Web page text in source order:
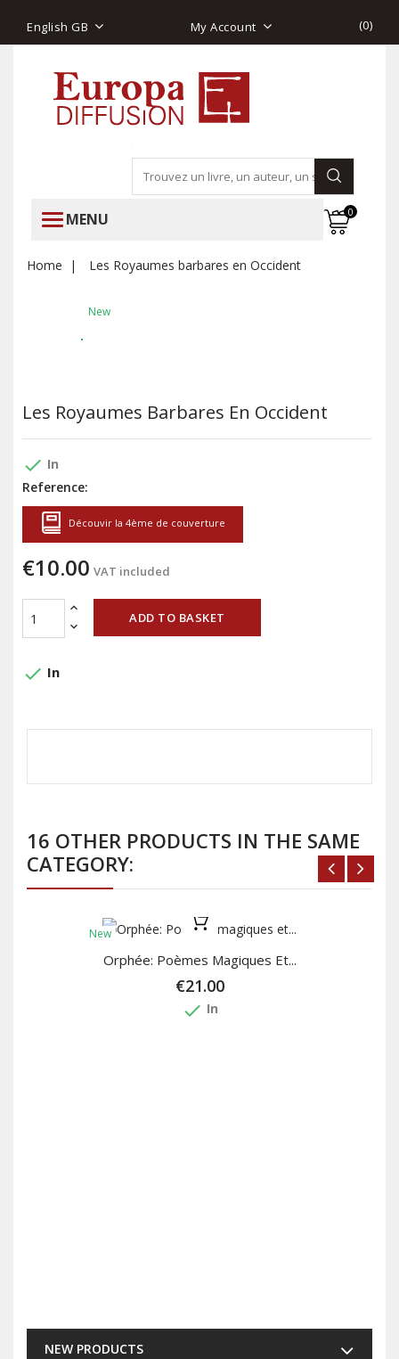
English GB My Account (0)
MENU 0
Home Les Royaumes barbares en Occident
New
Les Royaumes Barbares En Occident
done In
Reference:
Découvir la 4ème de couverture
€10.00 VAT included
ADD TO BASKET
done In
16 OTHER PRODUCTS IN THE SAME
CATEGORY:
New
Orphée: Poèmes Magiques Et...
€21.00
done In
NEW PRODUCTS